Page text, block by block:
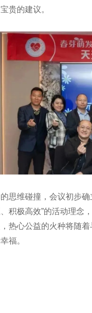
贵的建议。
思维碰撞，会议初步
积极高效”的活动理念
热心公益的火种将随
福。